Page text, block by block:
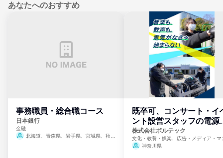
あなたへのおすすめ
事務職員・総合職コース
日本銀行
金融
北海道、青森県、岩手県、宮城県、秋田
既卒可、コンサート・イ
ント設営スタッフの電源
門
株式会社ボルテック
文化・教養・娯楽、広告・メディア・マ
ミ、電力・ガス・水道・エネルギー
神奈川県